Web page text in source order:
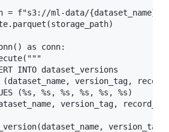
= f"s3://ml-data/{dataset_name}/
as conn:
INTO dataset_versions
version_tag,
(%s, %s, %s, %s, %s, %s)
version_tag,